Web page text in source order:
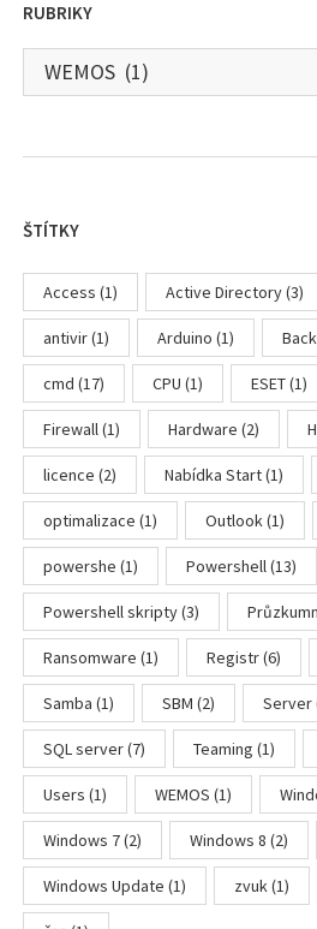
RUBRIKY
Rubriky
ŠTÍTKY
Access (1) Active Directory(3)
antivir(1) Arduino (1)
cmd (17) CPU (1) ESET(1)
Firewall(1) Hardware (2)
licence (2) Nabídka Start(1)
optimalizace (1) Outlook(1)
powershe (1) Powershell(13)
Powershell skripty(3)
Ransomware (1) Registr(6)
Samba (1) SBM (2) Server
SQL server(7) Teaming (1)
Users (1) WEMOS (1)
Windows 7(2) Windows 8 (2)
Windows Update (1) zvuk (1)